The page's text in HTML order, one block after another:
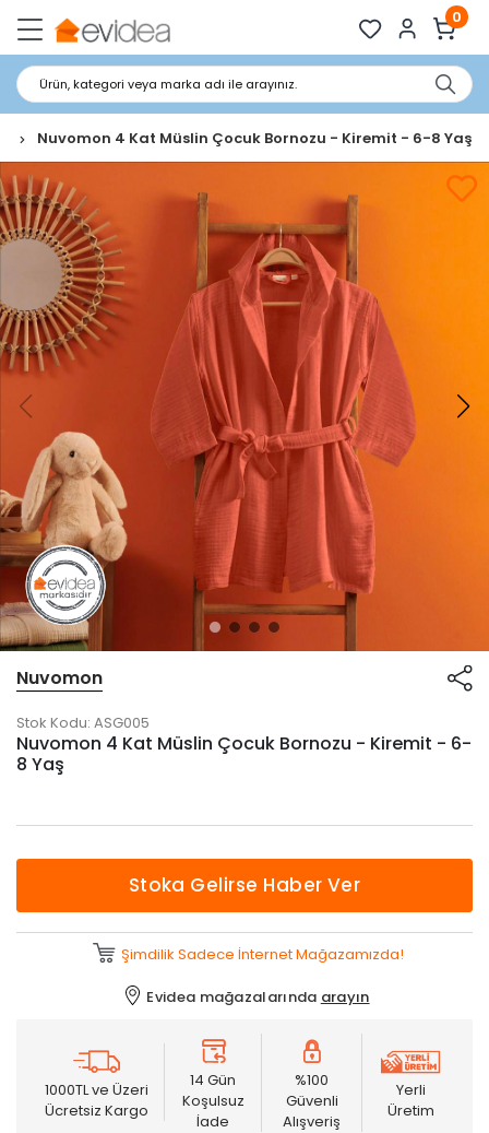
0
Ürün, kategori veya marka adı ile arayınız.
Nuvomon 4 Kat Müslin Çocuk Bornozu - Kiremit - 6-8 Yaş
Nuvomon
Stok Kodu: ASG005
Nuvomon 4 Kat Müslin Çocuk Bornozu - Kiremit - 6-
8 Yaş
Stoka Gelirse Haber Ver
Şimdilik Sadece İnternet Mağazamızda!
Evidea mağazalarında arayın
1000TL ve Üzeri
Ücretsiz Kargo
14 Gün
Koşulsuz
İade
%100
Güvenli
Alışveriş
Yerli
Üretim